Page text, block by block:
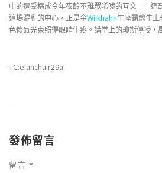
中的遭受構成令年夜齡不雅眾唏噓的互文——這
這場混亂的中心，正是金Wilkhahn牛座霸總牛
色傻氣光束照得眼睛生疼。講堂上的瓊斯傳授，
TC:elanchair29a
發佈留言
留言 *